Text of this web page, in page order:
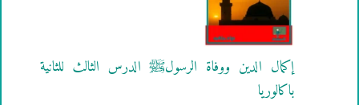
إكمال الدين ووفاة الرسولﷺ الدرس الثالث للثانية
باكالوريا